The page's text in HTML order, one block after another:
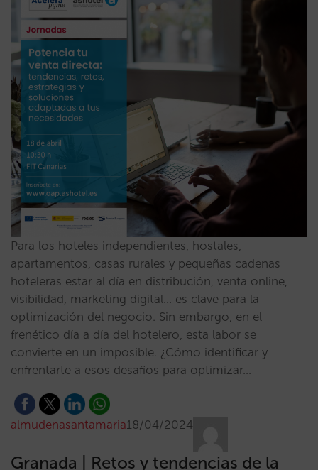
Para los hoteles independientes, hostales,
apartamentos, casas rurales y pequeñas cadenas
hoteleras estar al día en distribución, venta online,
visibilidad, marketing digital… es clave para la
optimización del negocio. Sin embargo, en el
frenético día a día del hotelero, esta labor se
convierte en un imposible. ¿Cómo identificar y
enfrentarte a esos desafíos para optimizar…
almudenasantamaria18/04/2024
Granada | Retos y tendencias de la